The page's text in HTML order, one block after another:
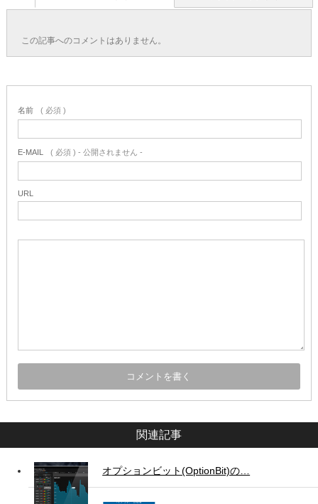
この記事へのコメントはありません。
名前 ( 必須 )
E-MAIL ( 必須 ) - 公開されません -
URL
関連記事
オプションビット(OptionBit)の…